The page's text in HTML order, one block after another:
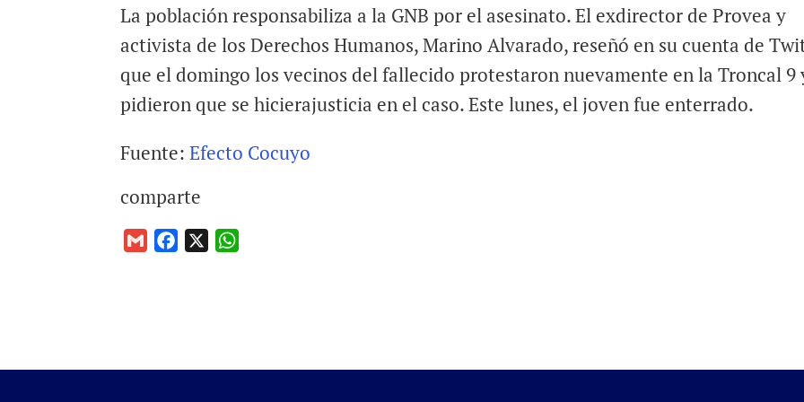
La población responsabiliza a la GNB por el asesinato. El exdirector de Provea y
activista de los Derechos Humanos, Marino Alvarado, reseñó en su cuenta de
que el domingo los vecinos del fallecido protestaron nuevamente en la Troncal 9
pidieron que se hicierajusticia en el caso. Este lunes, el joven fue enterrado.
Fuente:Efecto Cocuyo
comparte
G